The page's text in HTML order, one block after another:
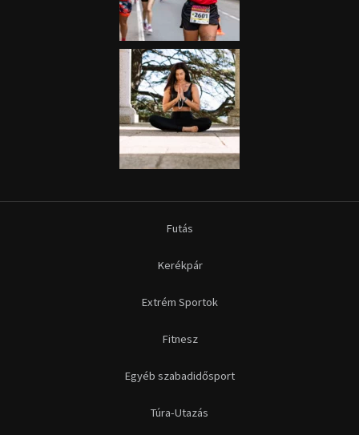
Futás
Kerékpár
Extrém Sportok
Fitnesz
Egyéb szabadidősport
Túra-Utazás